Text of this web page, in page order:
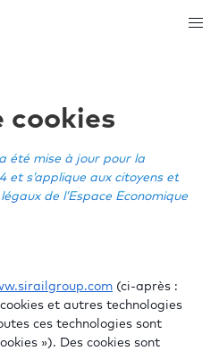
cookies
été mise à jour pour la
s’applique aux citoyens et
de l’Espace Économique
(ci-après :
et autres technologies
ces technologies sont
»). Des cookies sont